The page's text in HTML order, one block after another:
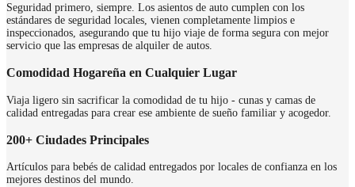
Seguridad primero, siempre. Los asientos de auto cumplen con los
estándares de seguridad locales, vienen completamente limpios e
inspeccionados, asegurando que tu hijo viaje de forma segura con mejor
servicio que las empresas de alquiler de autos.
Comodidad Hogareña en Cualquier Lugar
Viaja ligero sin sacrificar la comodidad de tu hijo - cunas y camas de
calidad entregadas para crear ese ambiente de sueño familiar y acogedor.
200+ Ciudades Principales
Artículos para bebés de calidad entregados por locales de confianza en los
mejores destinos del mundo.